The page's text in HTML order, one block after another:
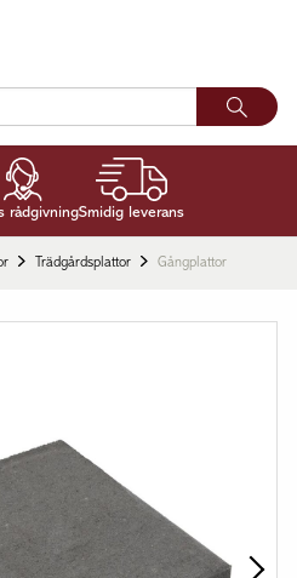
rådgivningSmidig leverans
Trädgårdsplattor Gångplattor